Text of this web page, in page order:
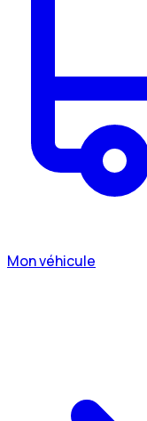
Mon véhicule